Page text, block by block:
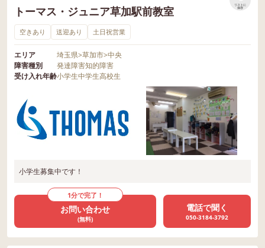
トーマス・ジュニア草加駅前教室
リストに
保存
空きあり 送迎あり 土日祝営業
エリア 埼玉県>草加市>中央
障害種別
発達障害知的障害
受け入れ年齢小学生中学生高校生
小学生募集中です！
1分で完了！
お問い合わせ
(無料)
電話で聞く
050-3184-3792